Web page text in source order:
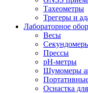
Тахеометры
Трегеры и
Лабораторное
Весы
Прессы
pH-метры
Шумомеры
Оснастка